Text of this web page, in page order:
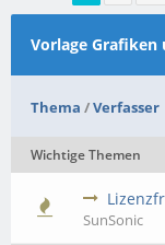
Vorlage Grafiken
Thema /Verfasser
Wichtige Themen
SunSonic